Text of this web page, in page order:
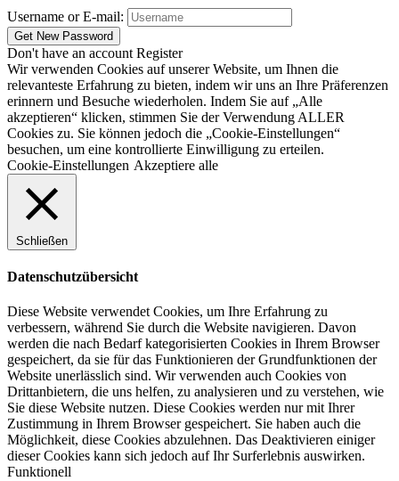
Username or E-mail:
Don't have an account Register
Wir verwenden Cookies auf unserer Website, um Ihnen die
relevanteste Erfahrung zu bieten, indem wir uns an Ihre Präferenzen
erinnern und Besuche wiederholen. Indem Sie auf „Alle
akzeptieren“ klicken, stimmen Sie der Verwendung ALLER
Cookies zu. Sie können jedoch die „Cookie-Einstellungen“
besuchen, um eine kontrollierte Einwilligung zu erteilen.
Cookie-Einstellungen Akzeptiere alle
Schließen
Datenschutzübersicht
Diese Website verwendet Cookies, um Ihre Erfahrung zu
verbessern, während Sie durch die Website navigieren. Davon
werden die nach Bedarf kategorisierten Cookies in Ihrem Browser
gespeichert, da sie für das Funktionieren der Grundfunktionen der
Website unerlässlich sind. Wir verwenden auch Cookies von
Drittanbietern, die uns helfen, zu analysieren und zu verstehen, wie
Sie diese Website nutzen. Diese Cookies werden nur mit Ihrer
Zustimmung in Ihrem Browser gespeichert. Sie haben auch die
Möglichkeit, diese Cookies abzulehnen. Das Deaktivieren einiger
dieser Cookies kann sich jedoch auf Ihr Surferlebnis auswirken.
Funktionell